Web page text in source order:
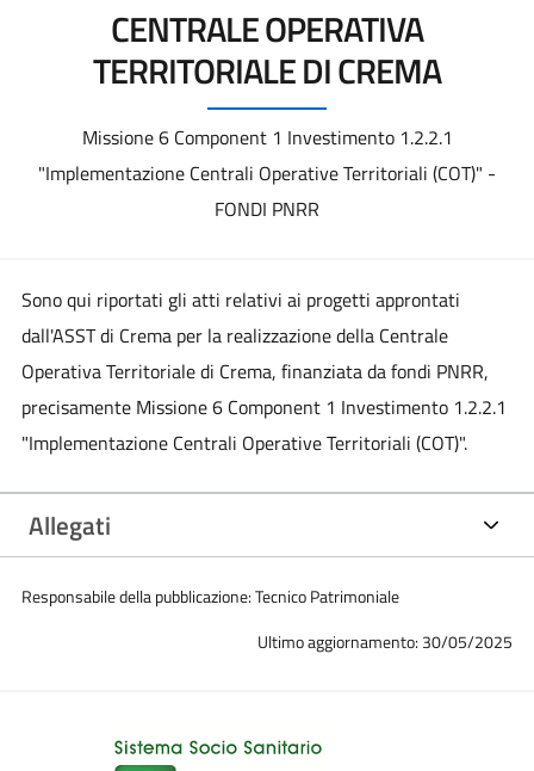
CENTRALE OPERATIVA
TERRITORIALE DI CREMA
Missione 6 Component 1 Investimento 1.2.2.1
"Implementazione Centrali Operative Territoriali (COT)" -
FONDI PNRR
Sono qui riportati gli atti relativi ai progetti approntati
dall'ASST di Crema per la realizzazione della Centrale
Operativa Territoriale di Crema, finanziata da fondi PNRR,
precisamente Missione 6 Component 1 Investimento 1.2.2.1
"Implementazione Centrali Operative Territoriali (COT)".
Allegati
Responsabile della pubblicazione: Tecnico Patrimoniale
Ultimo aggiornamento: 30/05/2025